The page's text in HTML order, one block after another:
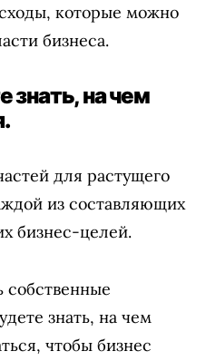
которые можно
бизнеса.
знать, на чем
для растущего
из составляющих
бизнес-целей.
собственные
знать, на чем
чтобы бизнес